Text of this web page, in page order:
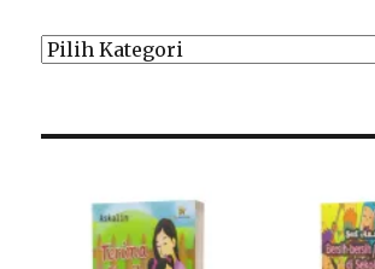
Pilih